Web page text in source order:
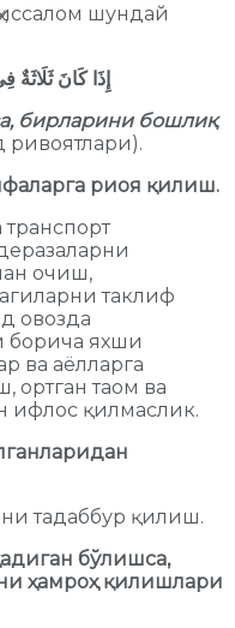
шундай
إِذَا كَانَ
бирларини бошлиқ
риоя қилиш.
очиш,
таклиф
овозда
борича яхши
ва аёлларга
ортган таом ва
ифлос қилмаслик.
тадаббур қилиш.
бўлишса,
ҳамроҳ қилишлари